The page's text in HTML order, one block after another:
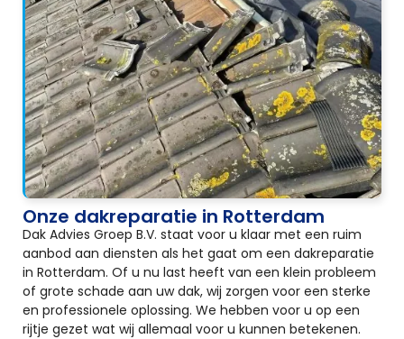
Onze dakreparatie in Rotterdam
Dak Advies Groep B.V. staat voor u klaar met een ruim
aanbod aan diensten als het gaat om een dakreparatie
in Rotterdam. Of u nu last heeft van een klein probleem
of grote schade aan uw dak, wij zorgen voor een sterke
en professionele oplossing. We hebben voor u op een
rijtje gezet wat wij allemaal voor u kunnen betekenen.